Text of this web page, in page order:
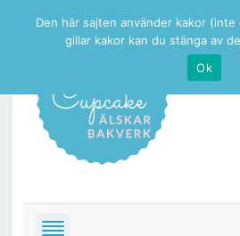
Den här sajten använder kakor
gillar kakor kan du stänga av
Ok